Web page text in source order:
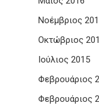
Νοέμβριος
Οκτώβριος
Ιούλιος 2015
Φεβρουάριος
Φεβρουάριος